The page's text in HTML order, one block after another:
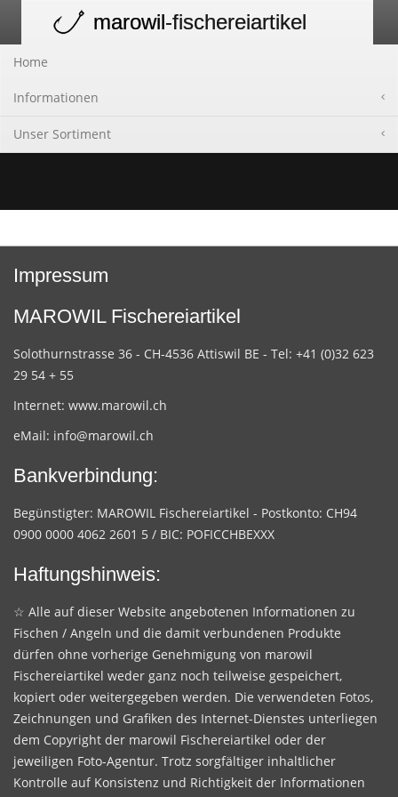
navigation
marowil-fischereiartikel
Home
Informationen
Unser Sortiment
Impressum
MAROWIL Fischereiartikel
Solothurnstrasse 36 - CH-4536 Attiswil BE - Tel: +41 (0)32 623
29 54 + 55
Internet: www.marowil.ch
eMail: info@marowil.ch
Bankverbindung:
Begünstigter: MAROWIL Fischereiartikel - Postkonto: CH94
0900 0000 4062 2601 5 / BIC: POFICCHBEXXX
Haftungshinweis:
☆ Alle auf dieser Website angebotenen Informationen zu
Fischen / Angeln und die damit verbundenen Produkte
dürfen ohne vorherige Genehmigung von marowil
Fischereiartikel weder ganz noch teilweise gespeichert,
kopiert oder weitergegeben werden. Die verwendeten Fotos,
Zeichnungen und Grafiken des Internet-Dienstes unterliegen
dem Copyright der marowil Fischereiartikel oder der
jeweiligen Foto-Agentur. Trotz sorgfältiger inhaltlicher
Kontrolle auf Konsistenz und Richtigkeit der Informationen